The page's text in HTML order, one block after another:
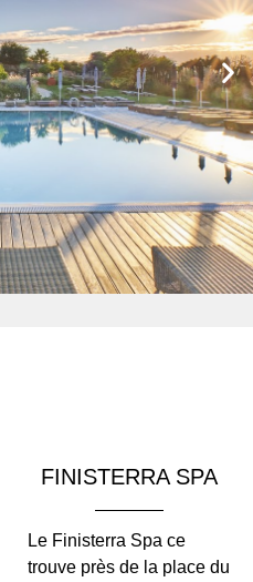
Garden et possède
bar.
FINISTERRA SPA
Le Finisterra Spa ce
trouve près de la place du